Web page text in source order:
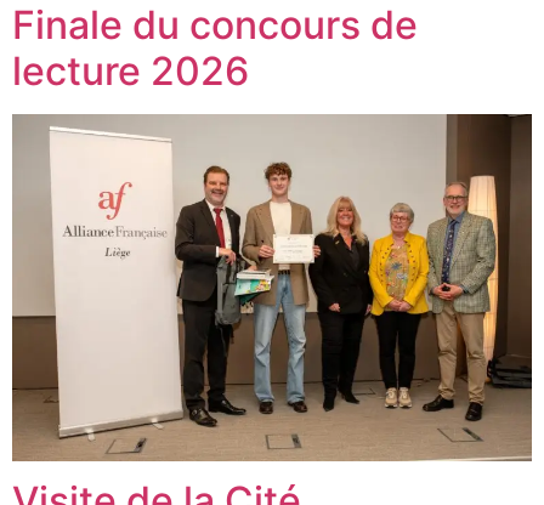
Finale du concours de
lecture 2026